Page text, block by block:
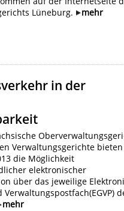
Lüneburg.
mehr
in der
Verwaltungsgerichte
die Möglichkeit
elektronischer
über das jeweilige
mehr